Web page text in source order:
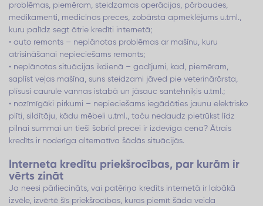
problēmas, piemēram, steidzamas operācijas, pārbaudes,
medikamenti, medicīnas preces, zobārsta apmeklējums u.tml.,
kuru palīdz segt ātrie kredīti internetā;
• auto remonts – neplānotas problēmas ar mašīnu, kuru
atrisināšanai nepieciešams remonts;
• neplānotas situācijas ikdienā – gadījumi, kad, piemēram,
saplīst veļas mašīna, suns steidzami jāved pie veterinārārsta,
plīsusi caurule vannas istabā un jāsauc santehniķis u.tml.;
• nozīmīgāki pirkumi – nepieciešams iegādāties jaunu elektrisko
plīti, sildītāju, kādu mēbeli u.tml., taču nedaudz pietrūkst līdz
pilnai summai un tieši šobrīd precei ir izdevīga cena? Ātrais
kredīts ir noderīga alternatīva šādās situācijās.
Interneta kredītu priekšrocības, par kurām ir
vērts zināt
Ja neesi pārliecināts, vai patēriņa kredīts internetā ir labākā
izvēle, izvērtē šīs priekšrocības, kuras piemīt šāda veida